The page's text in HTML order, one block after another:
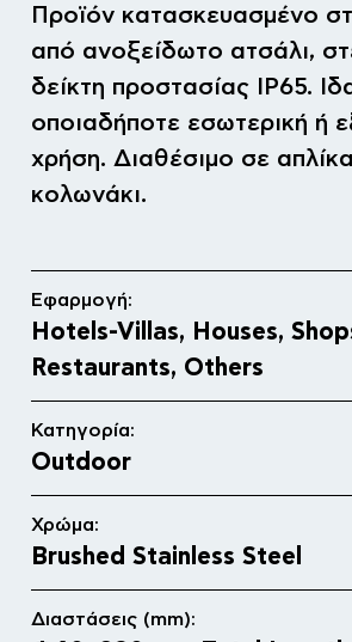
Προϊόν κατασκευασμένο
από ανοξείδωτο ατσάλι,
δείκτη προστασίας ΙΡ65.
οποιαδήποτε εσωτερική ή
χρήση. Διαθέσιμο σε
κολωνάκι.
Εφαρμογή:
Hotels-Villas, Houses,
Restaurants, Others
Κατηγορία:
Outdoor
Χρώμα:
Brushed Stainless Steel
Διαστάσεις (mm):